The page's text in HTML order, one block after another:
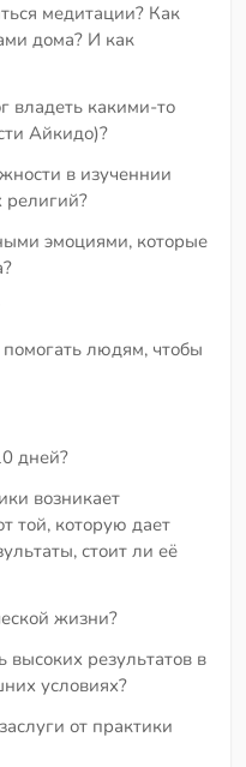
медитации? Как
дома? И как
какими-то
Айкидо)?
в изученнии
религий?
эмоциями, которые
людям, чтобы
дней?
возникает
той, которую дает
стоит ли её
жизни?
результатов в
условиях?
от практики